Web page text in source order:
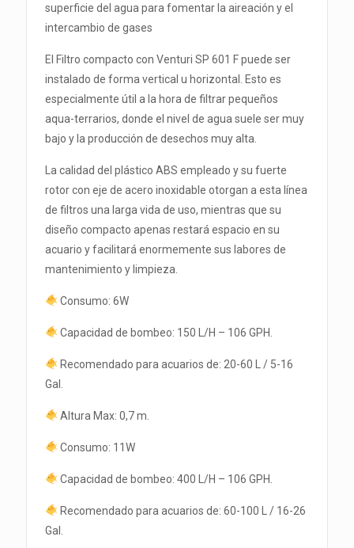
superficie del agua para fomentar la aireación y el
intercambio de gases
El Filtro compacto con Venturi SP 601 F puede ser
instalado de forma vertical u horizontal. Esto es
especialmente útil a la hora de filtrar pequeños
aqua-terrarios, donde el nivel de agua suele ser muy
bajo y la producción de desechos muy alta.
La calidad del plástico ABS empleado y su fuerte
rotor con eje de acero inoxidable otorgan a esta línea
de filtros una larga vida de uso, mientras que su
diseño compacto apenas restará espacio en su
acuario y facilitará enormemente sus labores de
mantenimiento y limpieza.
Consumo: 6W
Capacidad de bombeo: 150 L/H – 106 GPH.
Recomendado para acuarios de: 20-60 L / 5-16
Gal.
Altura Max: 0,7 m.
Consumo: 11W
Capacidad de bombeo: 400 L/H – 106 GPH.
Recomendado para acuarios de: 60-100 L / 16-26
Gal.